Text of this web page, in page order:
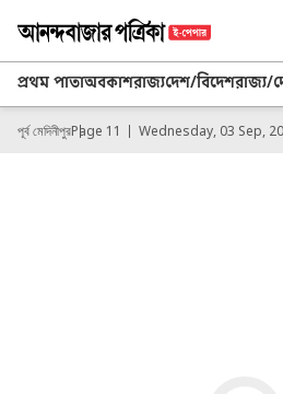
প্রথম পাতাঅবকাশরাজ্যদেশ/বিদেশরাজ্য/
পূর্ব মেদিনীপুরPage 11 Wednesday, 03 Sep,